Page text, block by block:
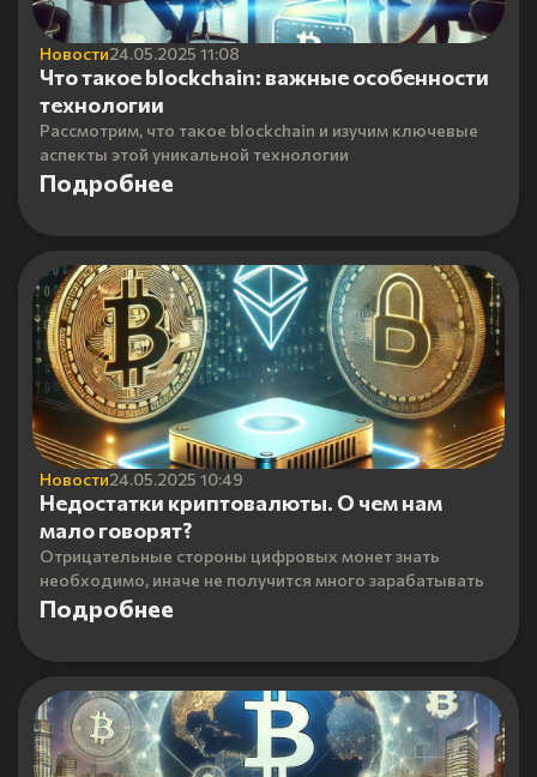
Новости24.05.2025 11:08
Что такое blockchain: важные особенности
технологии
Рассмотрим, что такое blockchain и изучим ключевые
аспекты этой уникальной технологии
Подробнее
Новости24.05.2025 10:49
Недостатки криптовалюты. О чем нам
мало говорят?
Отрицательные стороны цифровых монет знать
необходимо, иначе не получится много зарабатывать
Подробнее